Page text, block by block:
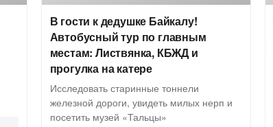
В гости к дедушке Байкалу!
Автобусный тур по главным
местам: Листвянка, КБЖД и
прогулка на катере
Исследовать старинные тоннели
железной дороги, увидеть милых нерп и
посетить музей «Тальцы»